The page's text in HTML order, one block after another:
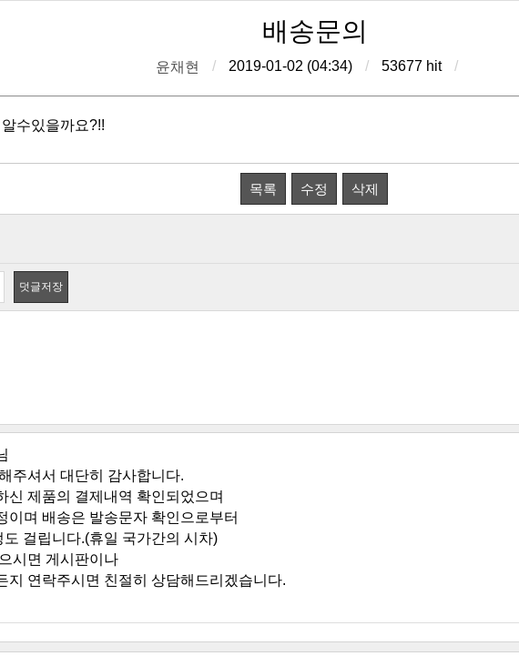
배송문의
윤채현 / 2019-01-02 (04:34) / 53677 hit /
수있을까요?!!
목록 수정 삭제
덧글저장
주셔서 대단히 감사합니다.
신 제품의 결제내역 확인되었으며
이며 배송은 발송문자 확인으로부터
걸립니다.(휴일 국가간의 시차)
시면 게시판이나
지 연락주시면 친절히 상담해드리겠습니다.